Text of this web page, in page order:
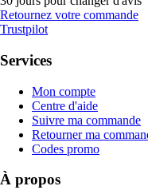
Retournez votre commande
Trustpilot
Services
Mon compte
Centre d'aide
Suivre ma commande
Retourner ma
Codes promo
À propos